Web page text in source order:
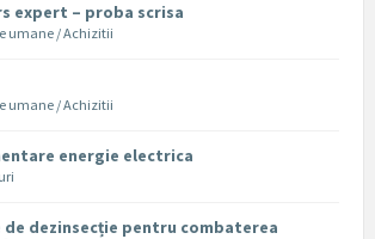
expert – proba scrisa
umane / Achizitii
umane / Achizitii
energie electrica
de dezinsecție pentru combaterea